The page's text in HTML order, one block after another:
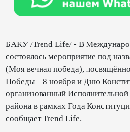
БАКУ /Trend Life/ - В
состоялось мероприятие под
(Моя вечная победа),
Победы – 8 ноября и Дню
организованный
района в рамках Года
сообщает Trend Life.